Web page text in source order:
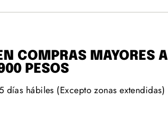
COMPRAS MAYORES A
PESOS
hábiles (Excepto zonas extendidas)